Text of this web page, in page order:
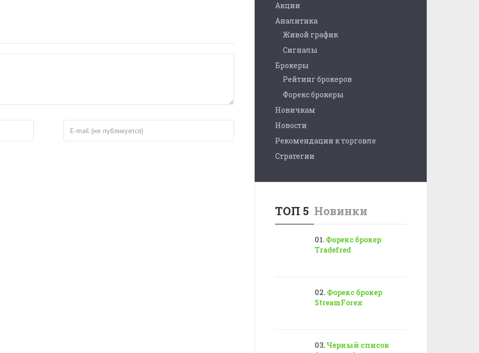
Акции
Аналитика
Живой график
Сигналы
Брокеры
Рейтинг брокеров
Форекс брокеры
Новичкам
Новости
Рекомендации к торговле
Стратегии
ТОП 5 Новинки
Форекс брокер
Tradefred
Форекс брокер
StreamForex
Черный список